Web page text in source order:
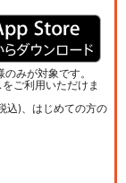
みが対象です。
ご利用いただけま
込)、はじめての方の